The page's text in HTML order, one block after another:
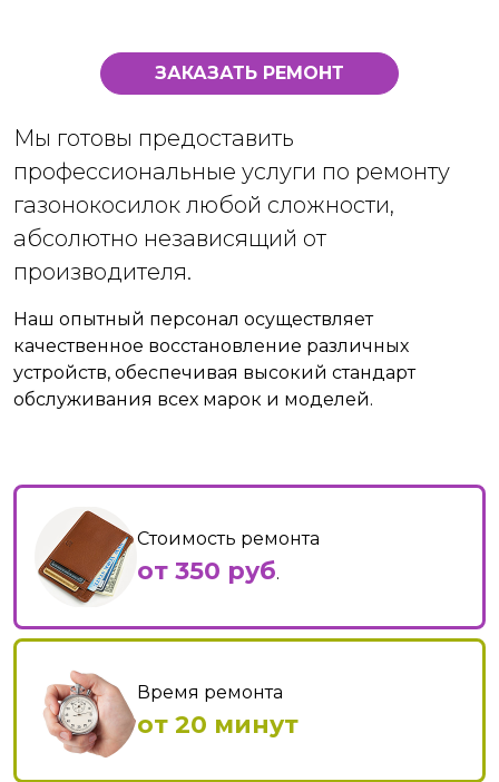
ЗАКАЗАТЬ РЕМОНТ
Мы готовы предоставить
профессиональные услуги по ремонту
газонокосилок любой сложности,
абсолютно независящий от
производителя.
Наш опытный персонал осуществляет
качественное восстановление различных
устройств, обеспечивая высокий стандарт
обслуживания всех марок и моделей.
Стоимость ремонта
от 350 руб.
Время ремонта
от 20 минут